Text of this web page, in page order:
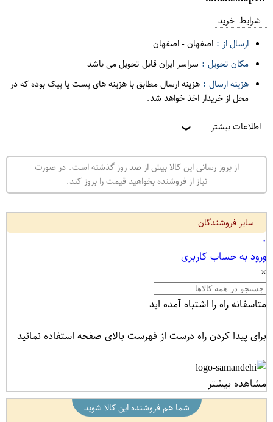
شرایط خرید
ارسال از : اصفهان-اصفهان
مکان تحویل : سراسر ایران قابل تحویل می باشد
هزینه ارسال : هزینه ارسال مطابق با هزینه های پست یا پیک بوده که در
محل از خریدار اخذ خواهد شد.
اطلاعات بیشتر ❯
از بروز رسانی این کالا بیش از صد روز گذشته است. در صورت
نیاز از فروشنده بخواهید قیمت را بروز کند.
سایر فروشندگان
۰
ورود به حساب کاربری
×
متاسفانه راه را اشتباه آمده اید
برای پیدا کردن راه درست از فهرست بالای صفحه استفاده نمائید
مشاهده بیشتر
شما هم فروشنده این کالا شوید